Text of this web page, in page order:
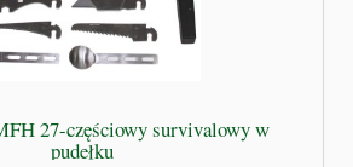
27-częściowy survivalowy w
pudełku